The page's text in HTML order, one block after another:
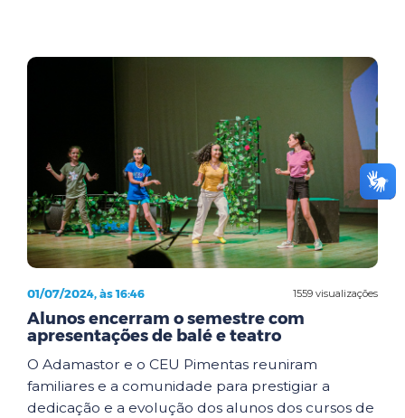
1559 visualizações
01/07/2024, às 16:46
Alunos encerram o semestre com
apresentações de balé e teatro
O Adamastor e o CEU Pimentas reuniram
familiares e a comunidade para prestigiar a
dedicação e a evolução dos alunos dos cursos de